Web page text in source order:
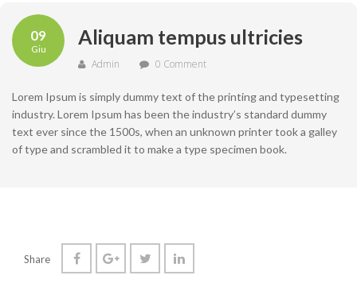
09
Giu
Aliquam tempus ultricies
Admin 0 Comment
Lorem Ipsum is simply dummy text of the printing and typesetting
industry. Lorem Ipsum has been the industry’s standard dummy
text ever since the 1500s, when an unknown printer took a galley
of type and scrambled it to make a type specimen book.
Share